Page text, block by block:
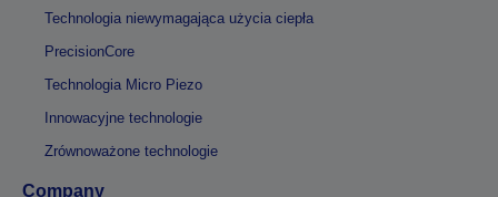
Technologia niewymagająca użycia ciepła
PrecisionCore
Technologia Micro Piezo
Innowacyjne technologie
Zrównoważone technologie
Company